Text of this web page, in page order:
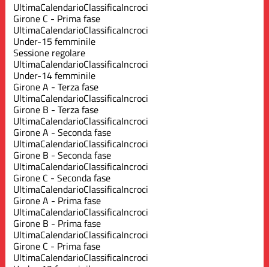
UltimaCalendarioClassificaIncroci
Girone C - Prima fase
UltimaCalendarioClassificaIncroci
Under-15 femminile
Sessione regolare
UltimaCalendarioClassificaIncroci
Under-14 femminile
Girone A - Terza fase
UltimaCalendarioClassificaIncroci
Girone B - Terza fase
UltimaCalendarioClassificaIncroci
Girone A - Seconda fase
UltimaCalendarioClassificaIncroci
Girone B - Seconda fase
UltimaCalendarioClassificaIncroci
Girone C - Seconda fase
UltimaCalendarioClassificaIncroci
Girone A - Prima fase
UltimaCalendarioClassificaIncroci
Girone B - Prima fase
UltimaCalendarioClassificaIncroci
Girone C - Prima fase
UltimaCalendarioClassificaIncroci